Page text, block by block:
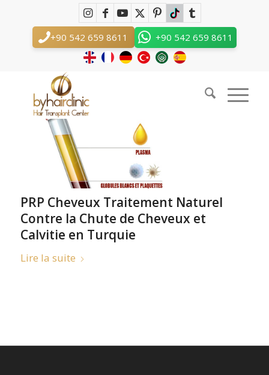
+90 542 659 8611 +90 542 659 8611
Archive d’étiquettes pour : alopécie
androgénétique
Vous êtes ici : Accueil / alopécie androgénétique
Articles
PRP Cheveux Traitement Naturel
Contre la Chute de Cheveux et
Calvitie en Turquie
Lire la suite